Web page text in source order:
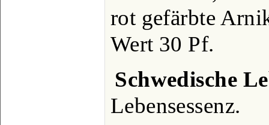
rot gefärbte
Wert 30 Pf.
Schwedische
Lebensessenz.